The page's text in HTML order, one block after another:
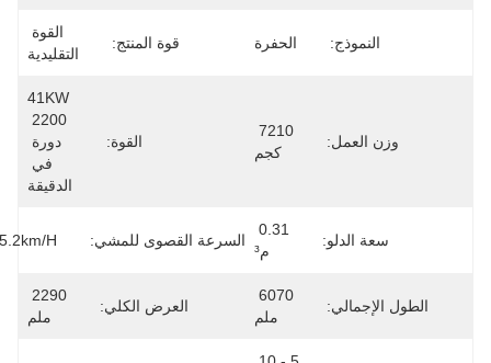
النموذج: الحفرة قوة المنتج:
التقليدية
وزن العمل:
7210
41KW
2200
الدقيقة
سعة الدلو: السرعة القصوى للمشي: 3.3/5.2km/h
الطول الإجمالي:
6070
العرض الكلي:
2290